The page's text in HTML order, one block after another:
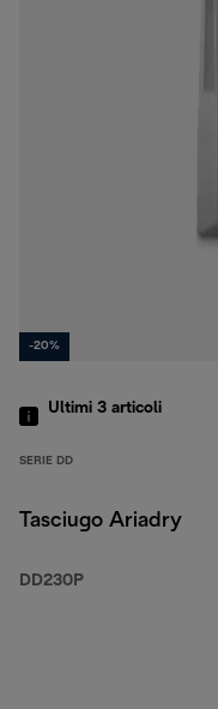
-20%
Ultimi 3 articoli
SERIE DD
Tasciugo Ariadry
DD230P